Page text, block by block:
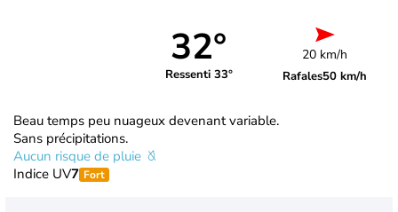
32°
Ressenti 33°
20 km/h
Rafales50 km/h
Beau temps peu nuageux devenant variable.
Sans précipitations.
Aucun risque de pluie
Indice UV7 Fort